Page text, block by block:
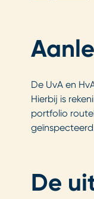
De UvA en
Hierbij is
portfolio
De